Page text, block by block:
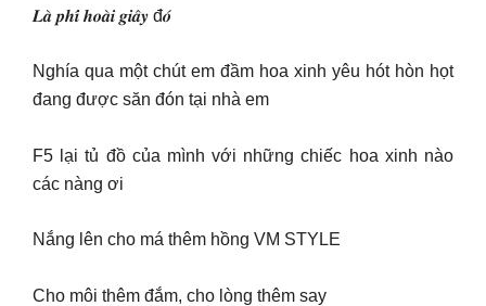
𝑳𝒂̀ 𝒑𝒉𝒊́ 𝒉𝒐𝒂̀𝒊 𝒈𝒊𝒂̂𝒚 đ𝒐́
Nghía qua một chút em đầm hoa xinh yêu hót hòn họt
đang được săn đón tại nhà em
F5 lại tủ đồ của mình với những chiếc hoa xinh nào
các nàng ơi
Nắng lên cho má thêm hồng VM STYLE
Cho môi thêm đắm, cho lòng thêm say